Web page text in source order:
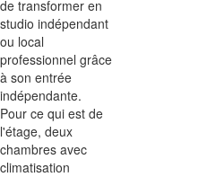
de transformer en
studio indépendant
ou local
professionnel grâce
à son entrée
indépendante.
Pour ce qui est de
l'étage, deux
chambres avec
climatisation